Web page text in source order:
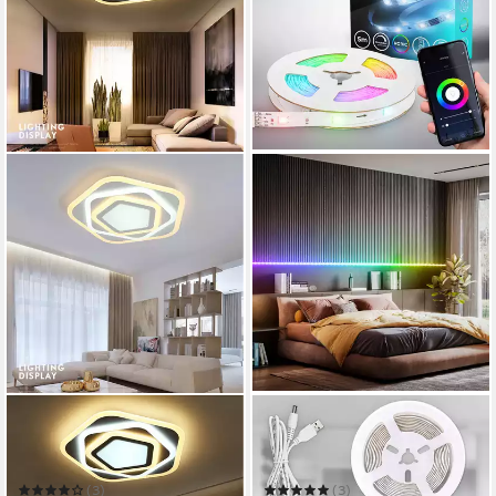
WOWARD
LED Deckenleuchte dimmbar
LED Deckenleuchte Smart
WIFI
(3)
B.K.LICHT
LED Stripe Wifi RGBIC LED
Strip, 5 m, mit App Steuerung
(3)